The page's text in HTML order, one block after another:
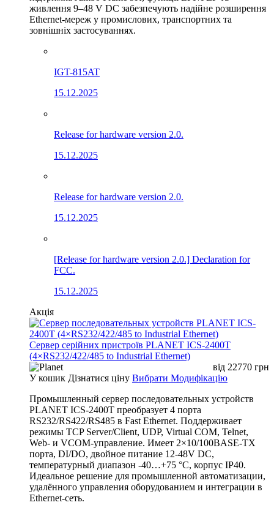
живлення 9–48 V DC забезпечують надійне розширення
Ethernet-мереж у промислових, транспортних та
зовнішніх застосуваннях.
IGT-815AT
15.12.2025
Release for hardware version 2.0.
15.12.2025
Release for hardware version 2.0.
15.12.2025
[Release for hardware version 2.0.] Declaration for
FCC.
15.12.2025
Акція
Сервер серійних пристроїв PLANET ICS-2400T
(4×RS232/422/485 to Industrial Ethernet)
від 22770 грн
У кошик Дізнатися ціну Вибрати Модифікацію
Промышленный сервер последовательных устройств
PLANET ICS-2400T преобразует 4 порта
RS232/RS422/RS485 в Fast Ethernet. Поддерживает
режимы TCP Server/Client, UDP, Virtual COM, Telnet,
Web- и VCOM-управление. Имеет 2×10/100BASE-TX
порта, DI/DO, двойное питание 12-48V DC,
температурный диапазон -40…+75 °C, корпус IP40.
Идеальное решение для промышленной автоматизации,
удалённого управления оборудованием и интеграции в
Ethernet-сеть.